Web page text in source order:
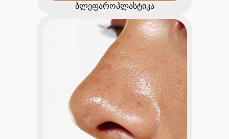
ბლეფაროპლასტიკა